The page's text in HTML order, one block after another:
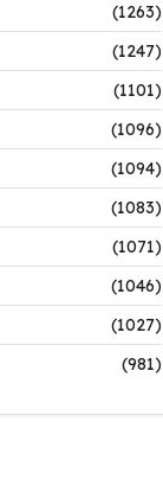
(1263)
(1247)
(1101)
(1096)
(1094)
(1083)
(1071)
(1046)
(1027)
(981)